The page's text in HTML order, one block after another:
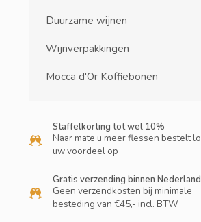
Duurzame wijnen
Wijnverpakkingen
Mocca d'Or Koffiebonen
Staffelkorting tot wel 10%
Naar mate u meer flessen bestelt
uw voordeel op
Gratis verzending binnen Nederland
Geen verzendkosten bij minimale
besteding van €45,- incl. BTW